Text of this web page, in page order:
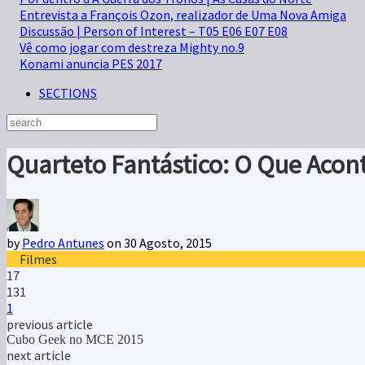
Entrevista a François Ozon, realizador de Uma Nova Amiga
Discussão | Person of Interest – T05 E06 E07 E08
Vê como jogar com destreza Mighty no.9
Konami anuncia PES 2017
SECTIONS
Quarteto Fantástico: O Que
byPedro Antunes on 30 Agosto, 2015
Filmes
17
131
1
previous article
Cubo Geek no MCE 2015
next article